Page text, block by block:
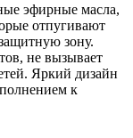
эфирные масла,
отпугивают
зону.
не вызывает
Яркий дизайн
к